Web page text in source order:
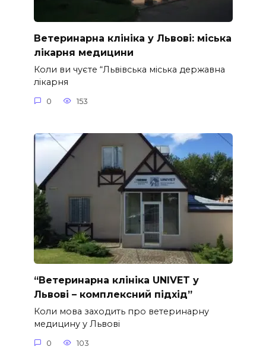
Ветеринарна клініка у Львові: міська
лікарня медицини
Коли ви чуєте “Львівська міська державна
лікарня
0 153
“Ветеринарна клініка UNIVET у
Львові – комплексний підхід”
Коли мова заходить про ветеринарну
медицину у Львові
0 103